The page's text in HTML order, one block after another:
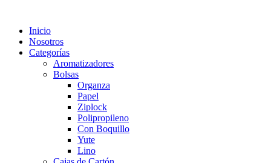
Inicio
Nosotros
Categorías
Aromatizadores
Bolsas
Organza
Papel
Ziplock
Polipropileno
Con Boquillo
Yute
Lino